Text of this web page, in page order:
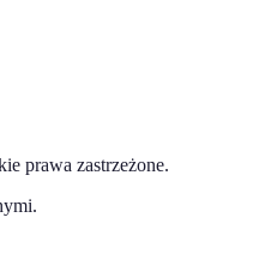
prawa zastrzeżone.